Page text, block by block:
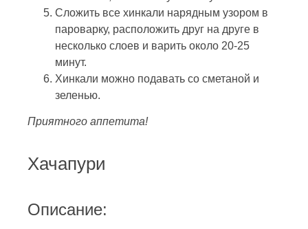
Сложить все хинкали нарядным узором в
пароварку, расположить друг на друге в
несколько слоев и варить около 20-25
минут.
Хинкали можно подавать со сметаной и
зеленью.
Приятного аппетита!
Хачапури
Описание: